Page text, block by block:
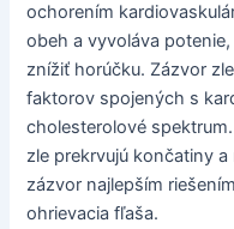
ochorením
obeh a vyvoláva
znížiť horúčku. Zázvor
faktorov spojených s
cholesterolové
zle prekrvujú končatiny
zázvor najlepším
ohrievacia fľaša.